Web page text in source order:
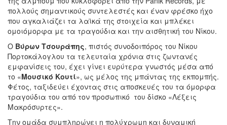
πολλούς σημαντικούς συντελεστές και έναν φρέσκο ήχο
που αγκαλιάζει τα λαϊκά της στοιχεία και μπλέκει
ομοιόμορφα με τα τραγούδια και την αισθητική του Νίκου.
Ο Βύρων Τσουράπης, πιστός συνοδοιπόρος του Νίκου
Πορτοκάλογλου τα τελευταία χρόνια στις ζωντανές
εμφανίσεις του, έχει γίνει ευρύτερα γνωστός μέσα από
το «Μουσικό Κουτί», ως μέλος της μπάντας της εκπομπής.
Φέτος, ταξιδεύει έχοντας στις αποσκευές του τα όμορφα
τραγούδια του από τον προσωπικό του δίσκο «Λέξεις
Μακρόσυρτες».
Την ομάδα συμπληρώνει η πολύχρωμη και δυναμική